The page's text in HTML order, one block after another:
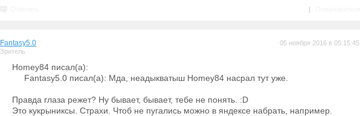
|
Fantasy5.0
Зритель
05 ноября 2016 в 05:15:45
Homey84 писал(а):
Fantasy5.0 писал(а): Мда, неадыкватыш Homey84 насрал тут уже.
Правда глаза режет? Ну бывает, бывает, тебе не понять. :D
Это кукрыниксы. Страхи. Чтоб не пугались можно в яндексе набрать, например.